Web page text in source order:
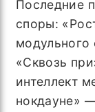
Последние
споры:
модульного
«Сквозь
интеллект
нокдауне»